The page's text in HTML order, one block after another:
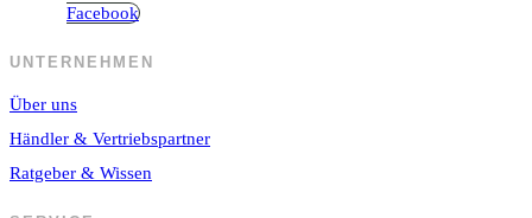
Facebook
UNTERNEHMEN
Über uns
Händler & Vertriebspartner
Ratgeber & Wissen